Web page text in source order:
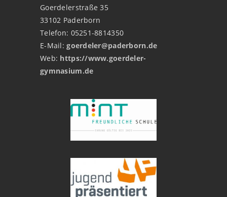
Goerdelerstraße 35
33102 Paderborn
Telefon: 05251-8814350
E-Mail:goerdeler@paderborn.de
Web: https://www.goerdeler-
gymnasium.de